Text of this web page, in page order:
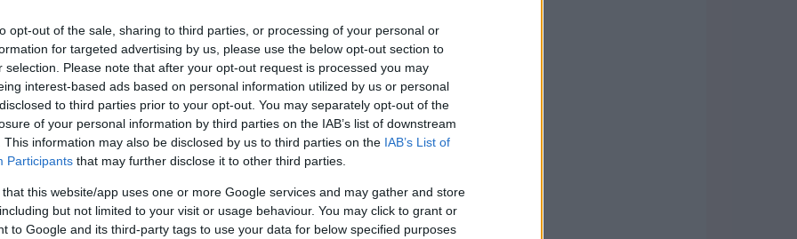
opt-out of the sale, sharing to third parties, or processing of your personal or
for targeted advertising by us, please use the below opt-out section to
selection. Please note that after your opt-out request is processed you may
interest-based ads based on personal information utilized by us or personal
to third parties prior to your opt-out. You may separately opt-out of the
of your personal information by third parties on the IAB’s list of downstream
This information may also be disclosed by us to third parties on the IAB’s List of
Participants that may further disclose it to other third parties.
that this website/app uses one or more Google services and may gather and store
but not limited to your visit or usage behaviour. You may click to grant or
to Google and its third-party tags to use your data for below specified purposes